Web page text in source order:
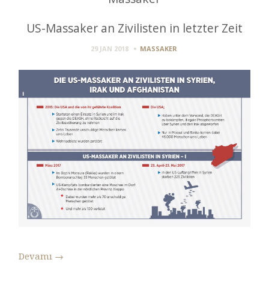
US-Massaker an Zivilisten in letzter Zeit
29 JAN 2018 MASSAKER
Devamı →